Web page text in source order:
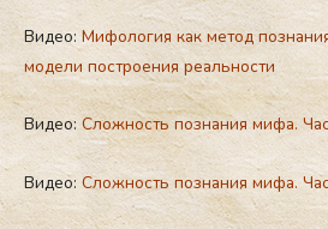
Видео: Мифология как метод
модели построения реальности
Видео:Сложность познания мифа.
Видео: Сложность познания мифа.